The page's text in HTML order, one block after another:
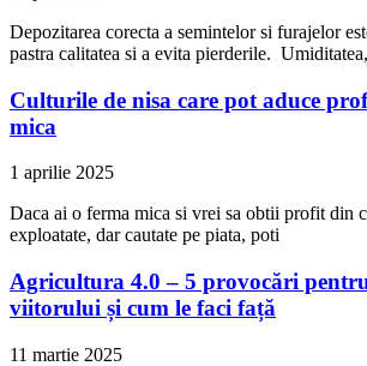
Depozitarea corecta a semintelor si furajelor
pastra calitatea si a evita pierderile.
Culturile de nisa care pot aduce
mica
1 aprilie 2025
Daca ai o ferma mica si vrei sa obtii profit din
exploatate, dar cautate pe piata, poti
Agricultura 4.0 – 5 provocări
viitorului și cum le faci față
11 martie 2025